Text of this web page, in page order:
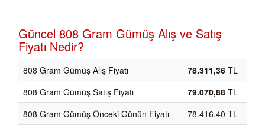
Güncel 808 Gram Gümüş Alış ve Satış
Fiyatı Nedir?
808 Gram Gümüş Alış Fiyatı 78.311,36 TL
808 Gram Gümüş Satış Fiyatı
79.070,88 TL
808 Gram Gümüş Önceki Günün Fiyatı
78.416,40 TL